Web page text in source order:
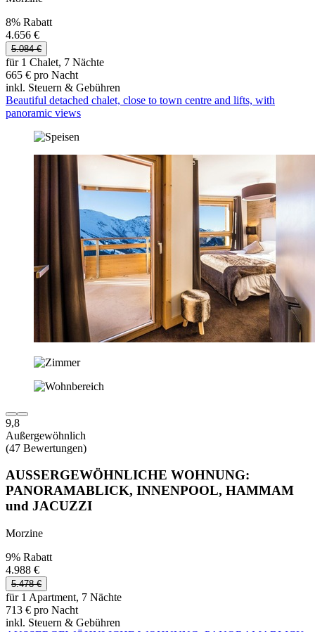
8% Rabatt
4.656 €
5.084 €
für 1 Chalet, 7 Nächte
665 € pro Nacht
inkl. Steuern & Gebühren
Beautiful detached chalet, close to town centre and lifts, with
panoramic views
9,8
Außergewöhnlich
(47 Bewertungen)
AUSSERGEWÖHNLICHE WOHNUNG:
PANORAMABLICK, INNENPOOL, HAMMAM
und JACUZZI
Morzine
9% Rabatt
4.988 €
5.478 €
für 1 Apartment, 7 Nächte
713 € pro Nacht
inkl. Steuern & Gebühren